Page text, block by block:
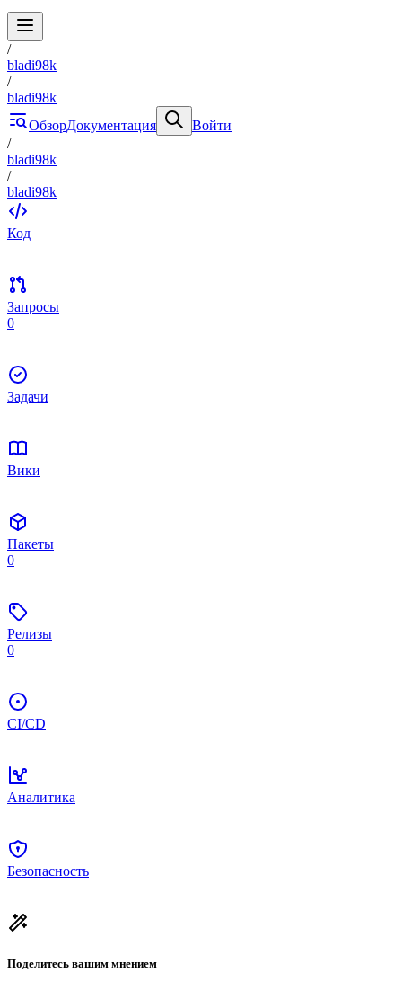
/
bladi98k
/
bladi98k
ОбзорДокументация
Войти
/
bladi98k
/
bladi98k
Код
Запросы
0
Задачи
Вики
Пакеты
0
Релизы
0
CI/CD
Аналитика
Безопасность
Поделитесь вашим мнением